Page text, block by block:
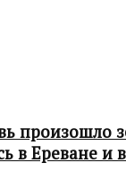
произошло
в Ереване и